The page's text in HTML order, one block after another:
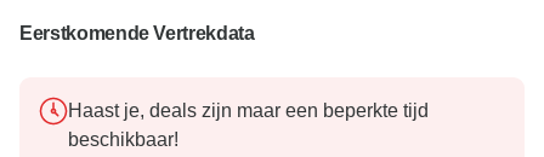
Eerstkomende Vertrekdata
Haast je, deals zijn maar een beperkte tijd
beschikbaar!